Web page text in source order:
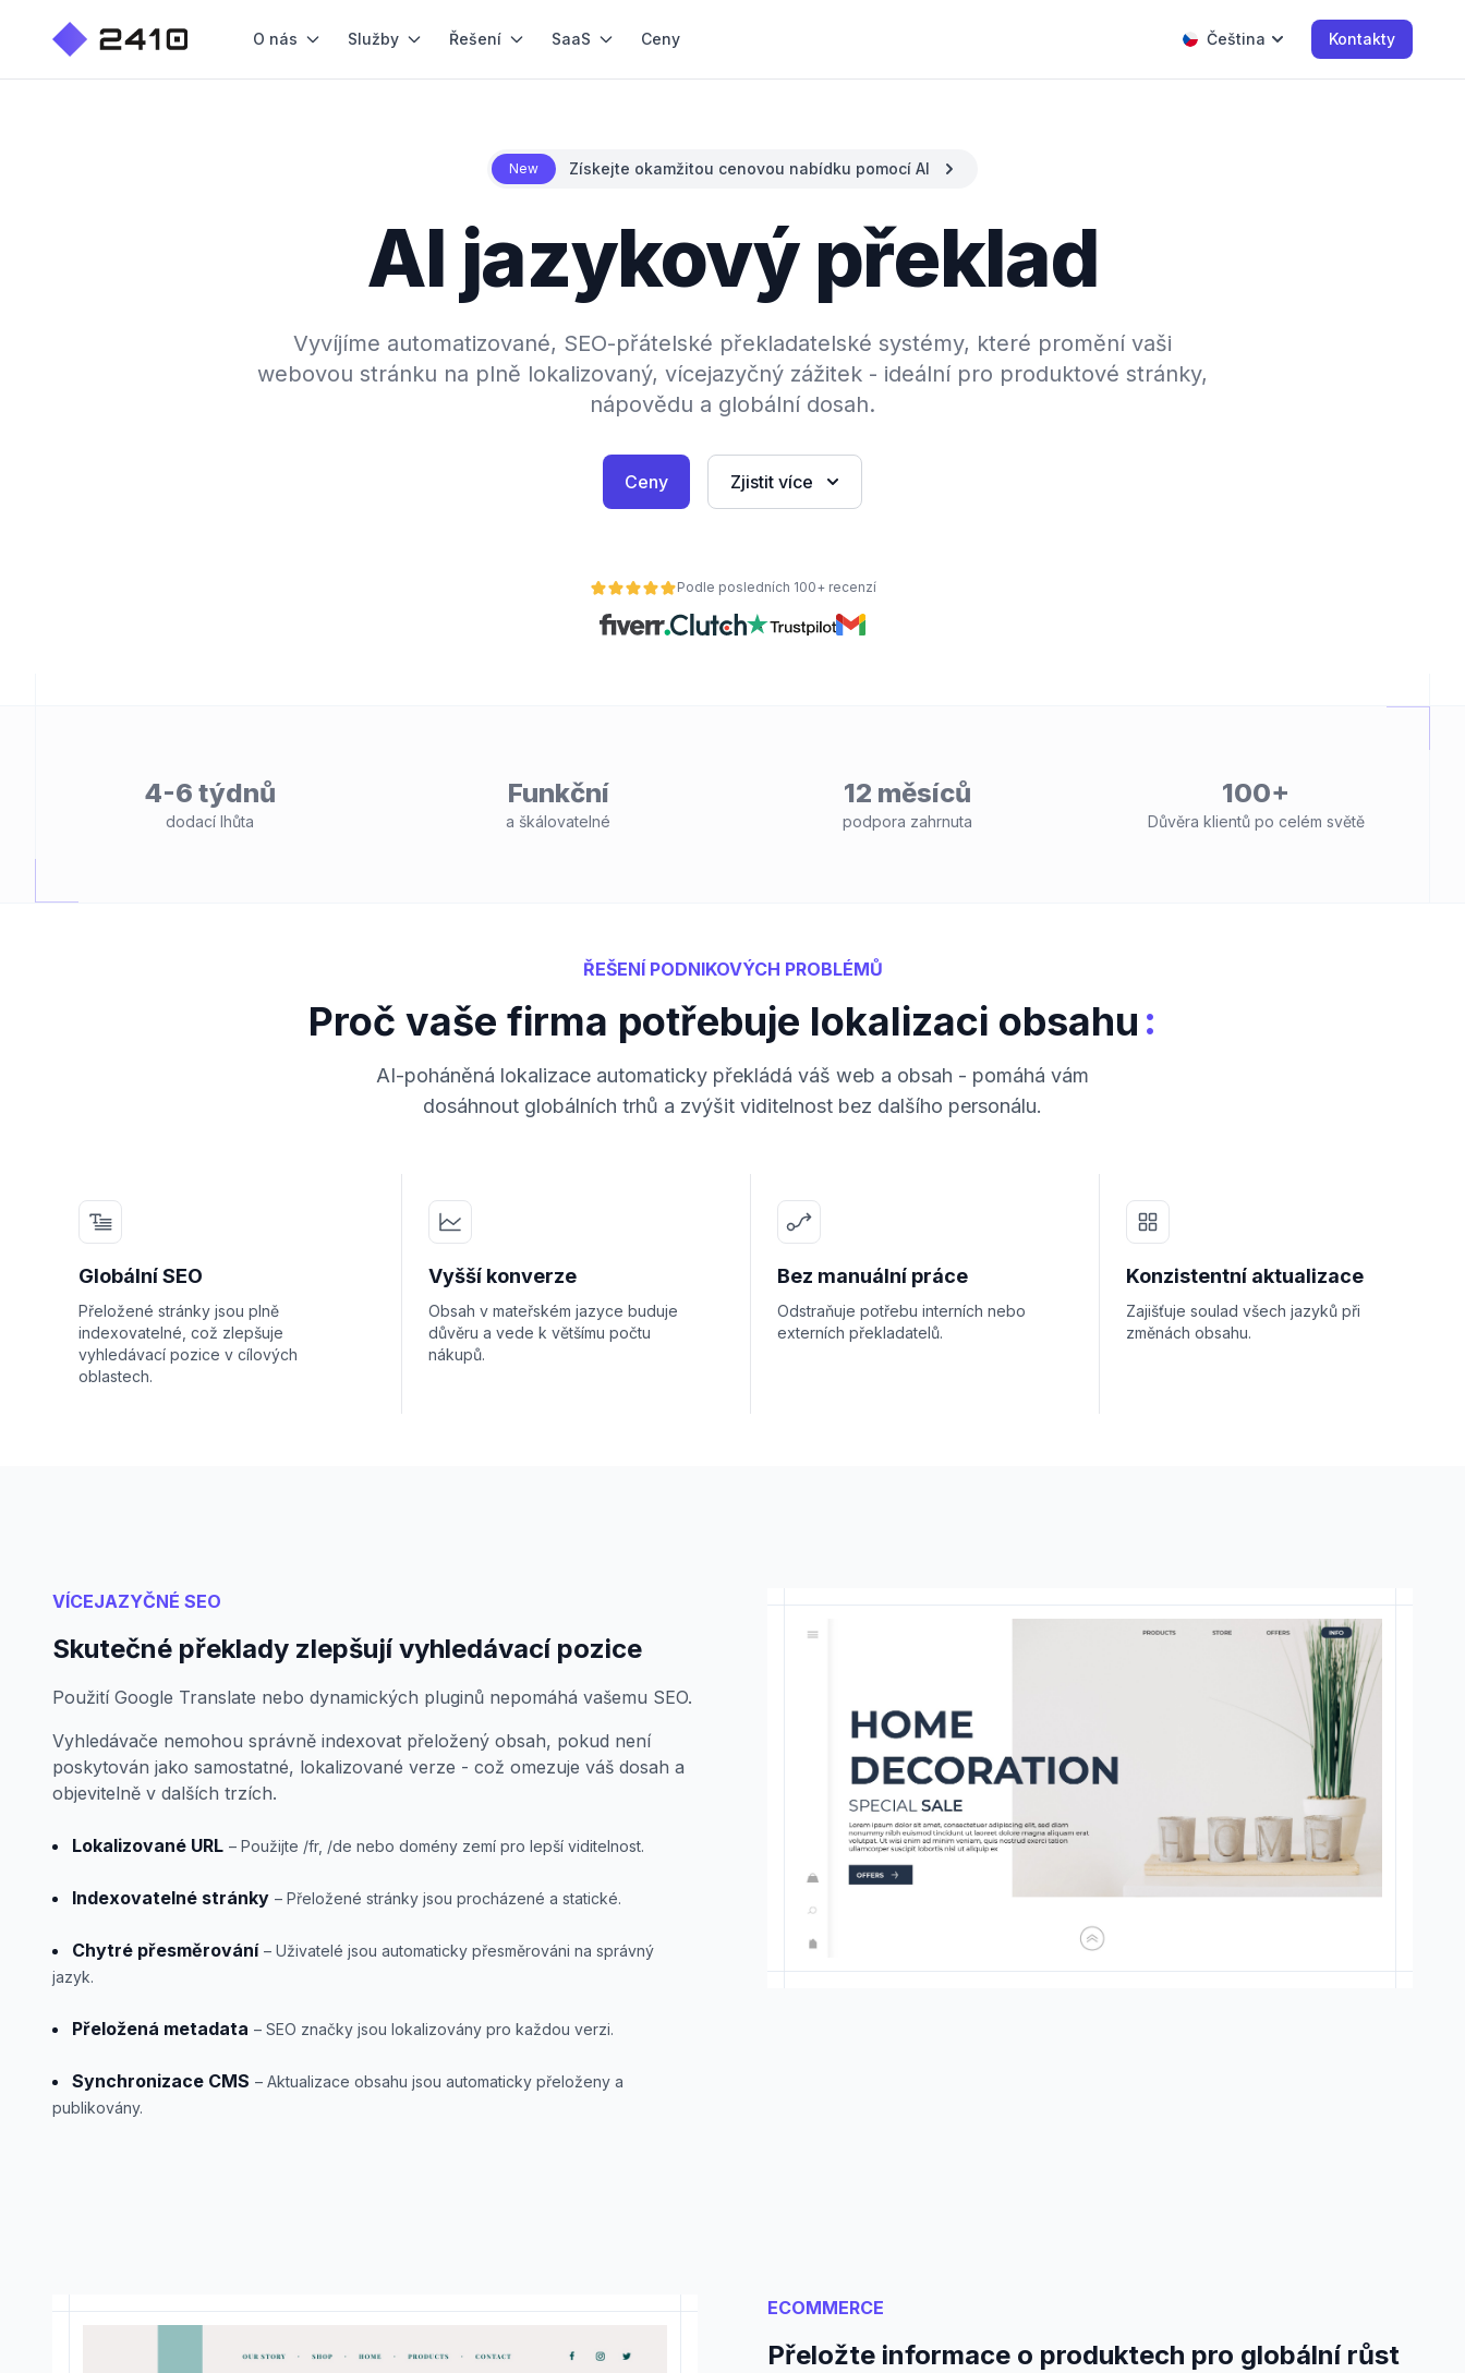
O nás Služby Řešení SaaS Ceny Čeština Kontakty
New Získejte okamžitou cenovou nabídku pomocí AI
AI jazykový překlad
Vyvíjíme automatizované, SEO-přátelské překladatelské systémy, které promění vaši
webovou stránku na plně lokalizovaný, vícejazyčný zážitek - ideální pro produktové stránky,
nápovědu a globální dosah.
Ceny Zjistit více
Podle posledních 100+ recenzí
4-6 týdnů
dodací lhůta
Funkční
a škálovatelné
12 měsíců
podpora zahrnuta
100+
Důvěra klientů po celém světě
ŘEŠENÍ PODNIKOVÝCH PROBLÉMŮ
Proč vaše firma potřebuje lokalizaci obsahu :
AI-poháněná lokalizace automaticky překládá váš web a obsah - pomáhá vám
dosáhnout globálních trhů a zvýšit viditelnost bez dalšího personálu.
Globální SEO
Přeložené stránky jsou plně
indexovatelné, což zlepšuje
vyhledávací pozice v cílových
oblastech.
Vyšší konverze
Obsah v mateřském jazyce buduje
důvěru a vede k většímu počtu
nákupů.
Bez manuální práce
Odstraňuje potřebu interních nebo
externích překladatelů.
Konzistentní aktualizace
Zajišťuje soulad všech jazyků při
změnách obsahu.
VÍCEJAZYČNÉ SEO
Skutečné překlady zlepšují vyhledávací pozice
Použití Google Translate nebo dynamických pluginů nepomáhá vašemu SEO.
Vyhledávače nemohou správně indexovat přeložený obsah, pokud není
poskytován jako samostatné, lokalizované verze - což omezuje váš dosah a
objevitelně v dalších trzích.
Lokalizované URL – Použijte /fr, /de nebo domény zemí pro lepší viditelnost.
Indexovatelné stránky – Přeložené stránky jsou procházené a statické.
Chytré přesměrování – Uživatelé jsou automaticky přesměrováni na správný
jazyk.
Přeložená metadata – SEO značky jsou lokalizovány pro každou verzi.
Synchronizace CMS – Aktualizace obsahu jsou automaticky přeloženy a
publikovány.
ECOMMERCE
Přeložte informace o produktech pro globální růst